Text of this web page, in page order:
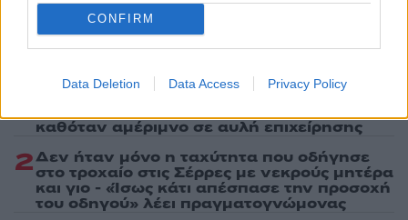
CONFIRM
Data Deletion Data Access Privacy Policy
Πιο δημοφιλή
Σοκαριστική υπόθεση στην Κρήτη:
Τουρίστας ρωτούσε πόσο να πληρώσει για
καθόταν αμέριμνο σε αυλή επιχείρησης
2Δεν ήταν μόνο η ταχύτητα που οδήγησε
στο τροχαίο στις Σέρρες με νεκρούς μητέρα
και γιο - «Ίσως κάτι απέσπασε την προσοχή
του οδηγού» λέει πραγματογνώμονας